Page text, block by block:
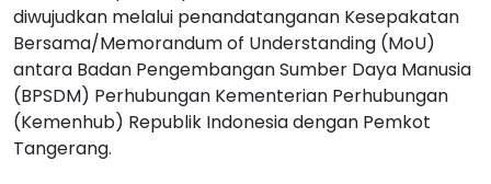
Bersama/Memorandum of Understanding (MoU)
antara Badan Pengembangan Sumber Daya Manusia
(BPSDM) Perhubungan Kementerian Perhubungan
(Kemenhub) Republik Indonesia dengan Pemkot
Tangerang.